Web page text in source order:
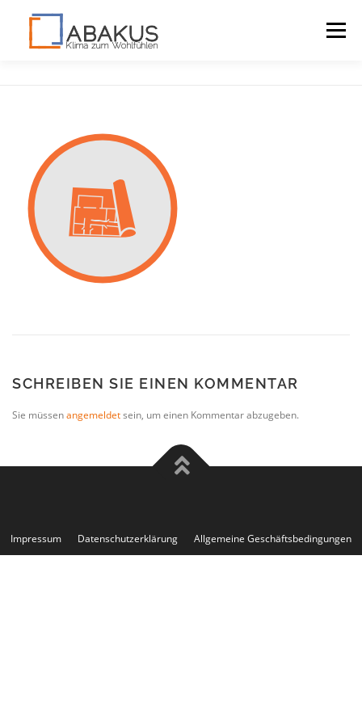
Menü
KONTAKT
SCHREIBEN SIE EINEN KOMMENTAR
Sie müssenangemeldetsein, um einen Kommentar abzugeben.
Impressum Datenschutzerklärung Allgemeine Geschäftsbedingungen